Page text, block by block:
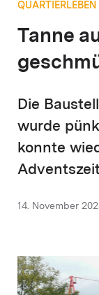
QUARTIERLEBEN
Tanne
Die
wurde
konnte
14. November